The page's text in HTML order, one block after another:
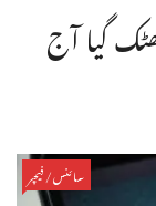
گیا آج
سائنس/فیچر